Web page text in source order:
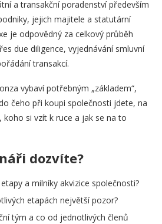
a transakční poradenství především
jejich majitele a statutární
je odpovědný za celkový průběh
due diligence, vyjednávání smluvní
transakcí.
vybaví potřebným „základem“,
čeho při koupi společnosti jdete, na
si vzít k ruce a jak se na to
dozvíte?
a milníky akvizice společnosti?
etapách největší pozor?
tým a co od jednotlivých členů